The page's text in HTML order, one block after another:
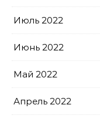
Июль 2022
Июнь 2022
Май 2022
Апрель 2022